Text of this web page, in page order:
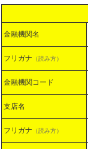
金融機関名
フリガナ （読み方）
金融機関コード
支店名
フリガナ （読み方）